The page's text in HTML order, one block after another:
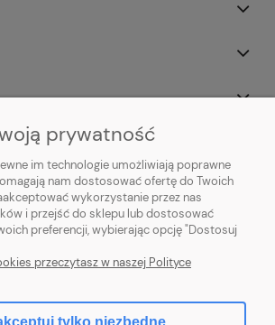
prywatność
im technologie umożliwiają poprawne
nam dostosować ofertę do Twoich
wykorzystanie przez nas
i przejść do sklepu lub dostosować
preferencji, wybierając opcję "Dostosuj
przeczytasz w naszej Polityce
tylko niezbędne